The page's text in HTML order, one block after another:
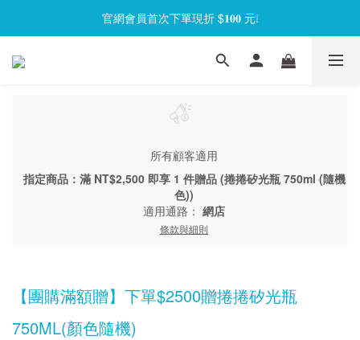
官網會員首次下單現折 $𝟏𝟎𝟎 元❕
官網會員首次下單現折 $𝟏𝟎𝟎 元❕
【限時回饋】小海龜矽密盒最低 𝟱𝟴 折起
所有顧客適用
指定商品：滿 NT$2,500 即享 1 件贈品 (捲捲矽光瓶 750ml (隨機
色))
適用通路： 網店
條款與細則
【團購滿額贈】下單$2500贈捲捲矽光瓶
750ML(顏色隨機)